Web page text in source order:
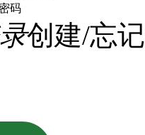
码
创建/忘